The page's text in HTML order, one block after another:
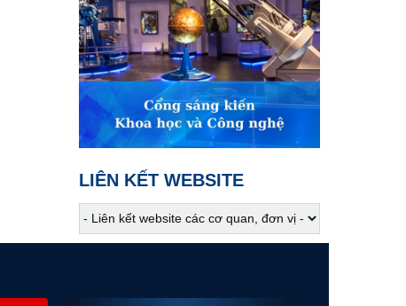
vượt ngưỡng
02:30
Khám phá Việt Nam
Sắc màu Tây Thanh Hóa
02:45
VTV Sống khỏe
Một thai kỳ đặc biệt
Người một nhà - Tập 3
04:15
Phim truyện
Người một nhà - Tập 4
LIÊN KẾT WEBSITE